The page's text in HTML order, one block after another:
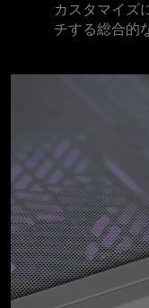
カスタマイズ
チする総合的